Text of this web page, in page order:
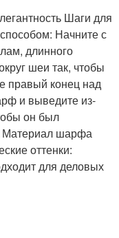
Шаги для
Начните с
длинного
шеи так, чтобы
правый конец над
и выведите из-
он был
Материал шарфа
оттенки:
для деловых